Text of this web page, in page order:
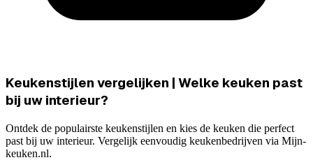
Keukenstijlen vergelijken | Welke keuken past
bij uw interieur?
Ontdek de populairste keukenstijlen en kies de keuken die perfect
past bij uw interieur. Vergelijk eenvoudig keukenbedrijven via Mijn-
keuken.nl.